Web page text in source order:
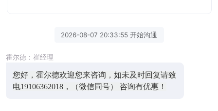
2026-08-07 20:33:55 开始沟通
霍尔德：崔经理
您好，霍尔德欢迎您来咨询，如未及时回复请致
电19106362018，（微信同号） 咨询有优惠！